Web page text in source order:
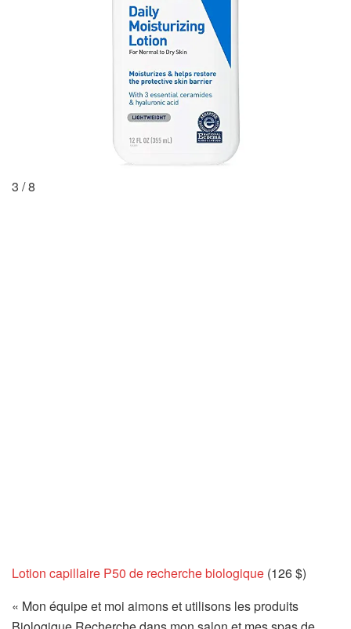
3 /8
Lotion capillaire P50 de recherche biologique (126 $)
« Mon équipe et moi aimons et utilisons les produits